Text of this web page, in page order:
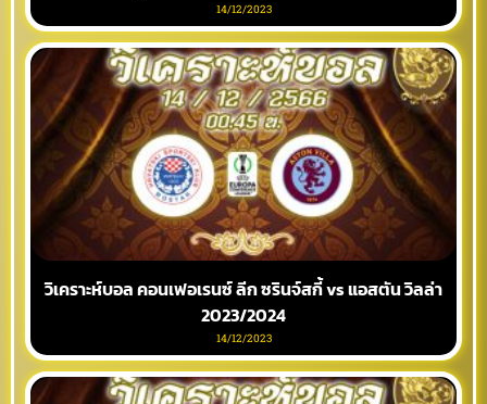
14/12/2023
วิเคราะห์บอล คอนเฟอเรนซ์ ลีก ซรินจ์สกี้ vs แอสตัน วิลล่า
2023/2024
14/12/2023